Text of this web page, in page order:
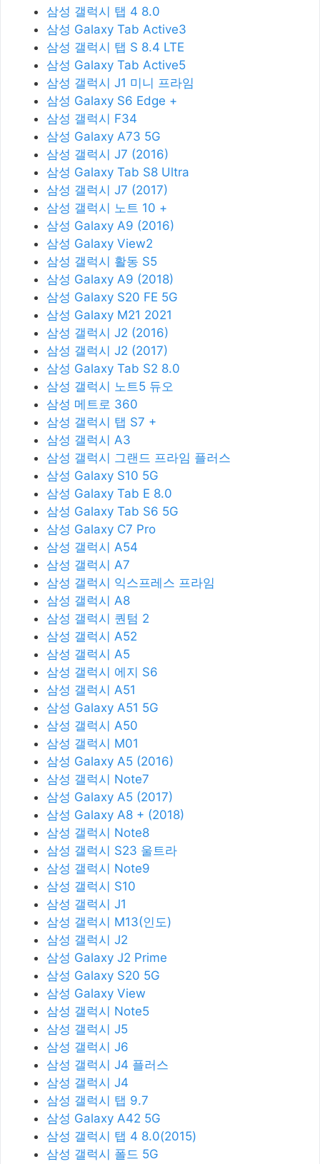
삼성 갤럭시 탭 4 8.0
삼성 Galaxy Tab Active3
삼성 갤럭시 탭 S 8.4 LTE
삼성 Galaxy Tab Active5
삼성 갤럭시 J1 미니 프라임
삼성 Galaxy S6 Edge +
삼성 갤럭시 F34
삼성 Galaxy A73 5G
삼성 갤럭시 J7 (2016)
삼성 Galaxy Tab S8 Ultra
삼성 갤럭시 J7 (2017)
삼성 갤럭시 노트 10 +
삼성 Galaxy A9 (2016)
삼성 Galaxy View2
삼성 갤럭시 활동 S5
삼성 Galaxy A9 (2018)
삼성 Galaxy S20 FE 5G
삼성 Galaxy M21 2021
삼성 갤럭시 J2 (2016)
삼성 갤럭시 J2 (2017)
삼성 Galaxy Tab S2 8.0
삼성 갤럭시 노트5 듀오
삼성 메트로 360
삼성 갤럭시 탭 S7 +
삼성 갤럭시 A3
삼성 갤럭시 그랜드 프라임 플러스
삼성 Galaxy S10 5G
삼성 Galaxy Tab E 8.0
삼성 Galaxy Tab S6 5G
삼성 Galaxy C7 Pro
삼성 갤럭시 A54
삼성 갤럭시 A7
삼성 갤럭시 익스프레스 프라임
삼성 갤럭시 A8
삼성 갤럭시 퀀텀 2
삼성 갤럭시 A52
삼성 갤럭시 A5
삼성 갤럭시 에지 S6
삼성 갤럭시 A51
삼성 Galaxy A51 5G
삼성 갤럭시 A50
삼성 갤럭시 M01
삼성 Galaxy A5 (2016)
삼성 갤럭시 Note7
삼성 Galaxy A5 (2017)
삼성 Galaxy A8 + (2018)
삼성 갤럭시 Note8
삼성 갤럭시 S23 울트라
삼성 갤럭시 Note9
삼성 갤럭시 S10
삼성 갤럭시 J1
삼성 갤럭시 M13(인도)
삼성 갤럭시 J2
삼성 Galaxy J2 Prime
삼성 Galaxy S20 5G
삼성 Galaxy View
삼성 갤럭시 Note5
삼성 갤럭시 J5
삼성 갤럭시 J6
삼성 갤럭시 J4 플러스
삼성 갤럭시 J4
삼성 갤럭시 탭 9.7
삼성 Galaxy A42 5G
삼성 갤럭시 탭 4 8.0(2015)
삼성 갤럭시 폴드 5G